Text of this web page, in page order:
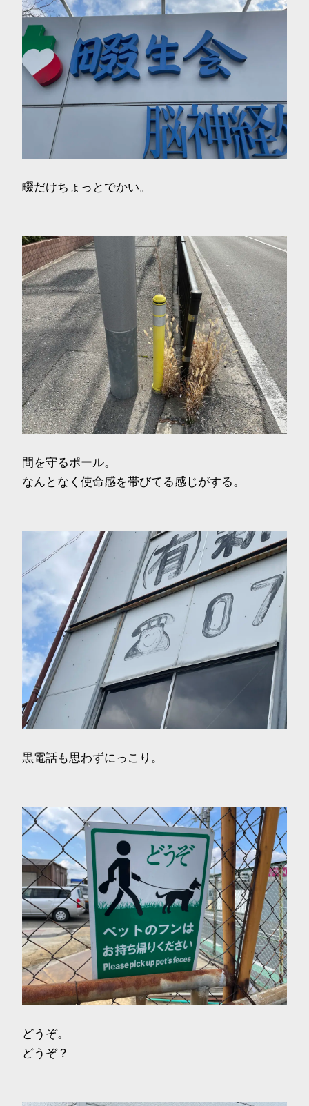
畷だけちょっとでかい。
間を守るポール。
なんとなく使命感を帯びてる感じがする。
黒電話も思わずにっこり。
どうぞ。
どうぞ？